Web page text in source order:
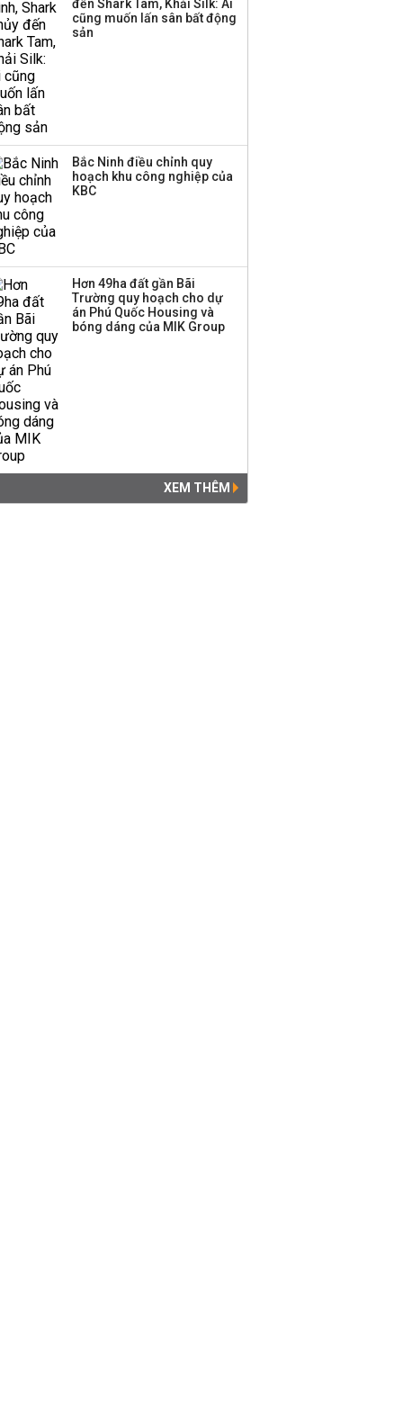
công ty khác đã giải thể
đến Shark Tam, Khải Silk: Ai
cũng muốn lấn sân bất động
sản
Bắc Ninh điều chỉnh quy
hoạch khu công nghiệp của
KBC
Hơn 49ha đất gần Bãi
Trường quy hoạch cho dự
án Phú Quốc Housing và
bóng dáng của MIK Group
XEM THÊM